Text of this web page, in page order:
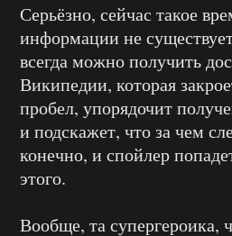
Серьёзно, сейчас такое
информации не
всегда можно получить
Википедии, которая
пробел, упорядочит
и подскажет, что за чем
конечно, и спойлер
этого.
Вообще, та супергероика,